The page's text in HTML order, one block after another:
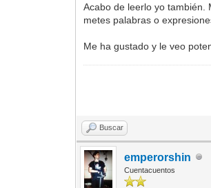
Acabo de leerlo yo también.
metes palabras o
Me ha gustado y le veo
Buscar
emperorshin
Cuentacuentos